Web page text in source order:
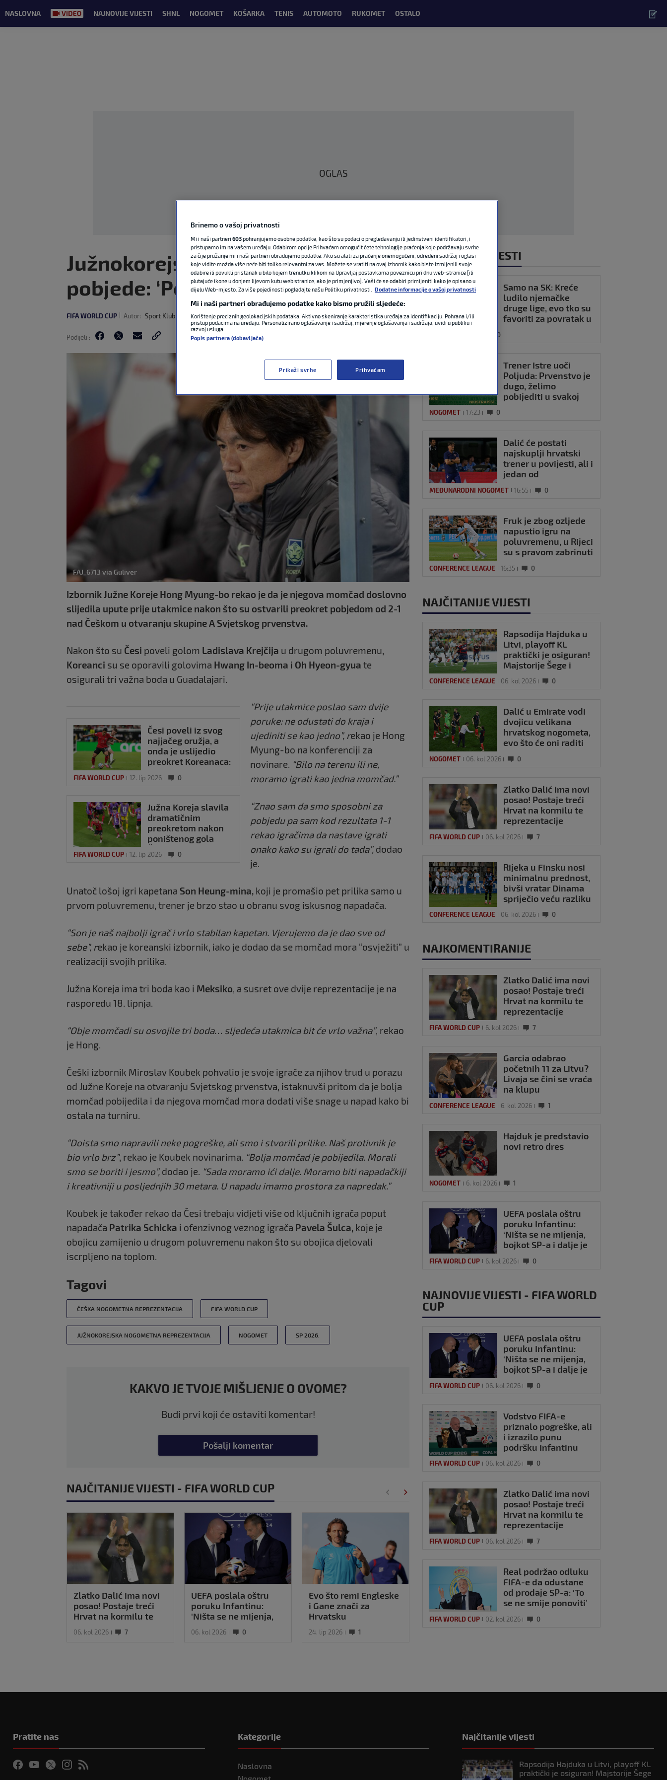
NASLOVNA NAJNOVIJE VIJESTI SHNL NOGOMET KOŠARKA TENIS AUTOMOTO RUKOMET OSTALO
OGLAS
Južnokorejski izbornik nakon
pobjede: ‘Poslao sam dvije poruke’
FIFA WORLD CUP Autor: Sport Klub 12. lip 2026 8:42 0 komentara
Podijeli :
FAJ_6713 via Guliver
Izbornik Južne Koreje Hong Myung-bo rekao je da je njegova momčad doslovno
slijedila upute prije utakmice nakon što su ostvarili preokret pobjedom od 2-1
nad Češkom u otvaranju skupine A Svjetskog prvenstva.
Nakon što su Česi poveli golom Ladislava Krejčija u drugom poluvremenu,
Koreanci su se oporavili golovima Hwang In-beoma i Oh Hyeon-gyua te
osigurali tri važna boda u Guadalajari.
Česi poveli iz svog
najjačeg oružja, a
onda je uslijedio
preokret Koreanaca:
FIFA WORLD CUP 12. lip 2026 0
Južna Koreja slavila
dramatičnim
preokretom nakon
poništenog gola
Češkoj
FIFA WORLD CUP 12. lip 2026 0
“Prije utakmice poslao sam dvije
poruke: ne odustati do kraja i
ujediniti se kao jedno”, rekao je Hong
Myung-bo na konferenciji za
novinare. “Bilo na terenu ili ne,
moramo igrati kao jedna momčad.”
“Znao sam da smo sposobni za
pobjedu pa sam kod rezultata 1-1
rekao igračima da nastave igrati
onako kako su igrali do tada”, dodao
je.
Unatoč lošoj igri kapetana Son Heung-mina, koji je promašio pet prilika samo u
prvom poluvremenu, trener je brzo stao u obranu svog iskusnog napadača.
“Son je naš najbolji igrač i vrlo stabilan kapetan. Vjerujemo da je dao sve od
sebe”, rekao je koreanski izbornik, iako je dodao da se momčad mora “osvježiti” u
realizaciji svojih prilika.
Južna Koreja ima tri boda kao i Meksiko, a susret ove dvije reprezentacije je na
rasporedu 18. lipnja.
“Obje momčadi su osvojile tri boda… sljedeća utakmica bit će vrlo važna”, rekao
je Hong.
Češki izbornik Miroslav Koubek pohvalio je svoje igrače za njihov trud u porazu
od Južne Koreje na otvaranju Svjetskog prvenstva, istaknuvši pritom da je bolja
momčad pobijedila i da njegova momčad mora dodati više snage u napad kako bi
ostala na turniru.
“Doista smo napravili neke pogreške, ali smo i stvorili prilike. Naš protivnik je
bio vrlo brz”, rekao je Koubek novinarima. “Bolja momčad je pobijedila. Morali
smo se boriti i jesmo”, dodao je. “Sada moramo ići dalje. Moramo biti napadačkiji
i kreativniji u posljednjih 30 metara. U napadu imamo prostora za napredak.”
Koubek je također rekao da Česi trebaju vidjeti više od ključnih igrača poput
napadača Patrika Schicka i ofenzivnog veznog igrača Pavela Šulca, koje je
obojicu zamijenio u drugom poluvremenu nakon što su obojica djelovali
iscrpljeno na toplom.
Tagovi
ČEŠKA NOGOMETNA REPREZENTACIJA FIFA WORLD CUP
JUŽNOKOREJSKA NOGOMETNA REPREZENTACIJA NOGOMET SP 2026.
KAKVO JE TVOJE MIŠLJENJE O OVOME?
Budi prvi koji će ostaviti komentar!
Pošalji komentar
NAJČITANIJE VIJESTI - FIFA WORLD CUP
Zlatko Dalić ima novi
posao! Postaje treći
Hrvat na kormilu te
06. kol 2026 7
UEFA poslala oštru
poruku Infantinu:
'Ništa se ne mijenja,
na snazi'
06. kol 2026 0
Evo što remi Engleske
i Gane znači za
Hrvatsku
24. lip 2026 1
Fifa užasnula
navijače: Evo koliko je
zapravo trajao
NAJNOVIJE VIJESTI
Samo na SK: Kreće
ludilo njemačke
druge lige, evo tko su
favoriti za povratak u
0
Trener Istre uoči
Poljuda: Prvenstvo je
dugo, želimo
pobijediti u svakoj
NOGOMET 17:23 0
Dalić će postati
najskuplji hrvatski
trener u povijesti, ali i
jedan od
svijetu
MEĐUNARODNI NOGOMET 16:55 0
Fruk je zbog ozljede
napustio igru na
poluvremenu, u Rijeci
su s pravom zabrinuti
CONFERENCE LEAGUE 16:35 0
NAJČITANIJE VIJESTI
Rapsodija Hajduka u
Litvi, playoff KL
praktički je osiguran!
Majstorije Šege i
CONFERENCE LEAGUE 06. kol 2026 0
Dalić u Emirate vodi
dvojicu velikana
hrvatskog nogometa,
evo što će oni raditi
NOGOMET 06. kol 2026 0
Zlatko Dalić ima novi
posao! Postaje treći
Hrvat na kormilu te
reprezentacije
FIFA WORLD CUP 06. kol 2026 7
Rijeka u Finsku nosi
minimalnu prednost,
bivši vratar Dinama
spriječio veću razliku
CONFERENCE LEAGUE 06. kol 2026 0
NAJKOMENTIRANIJE
Zlatko Dalić ima novi
posao! Postaje treći
Hrvat na kormilu te
reprezentacije
FIFA WORLD CUP 6. kol 2026 7
Garcia odabrao
početnih 11 za Litvu?
Livaja se čini se vraća
na klupu
CONFERENCE LEAGUE 6. kol 2026 1
Hajduk je predstavio
novi retro dres
NOGOMET 6. kol 2026 1
UEFA poslala oštru
poruku Infantinu:
‘Ništa se ne mijenja,
bojkot SP-a i dalje je
FIFA WORLD CUP 6. kol 2026 0
NAJNOVIJE VIJESTI - FIFA WORLD
CUP
UEFA poslala oštru
poruku Infantinu:
‘Ništa se ne mijenja,
bojkot SP-a i dalje je
FIFA WORLD CUP 06. kol 2026 0
Vodstvo FIFA-e
priznalo pogreške, ali
i izrazilo punu
podršku Infantinu
FIFA WORLD CUP 06. kol 2026 0
Zlatko Dalić ima novi
posao! Postaje treći
Hrvat na kormilu te
reprezentacije
FIFA WORLD CUP 06. kol 2026 7
Real podržao odluku
FIFA-e da odustane
od prodaje SP-a: ‘To
se ne smije ponoviti’
FIFA WORLD CUP 02. kol 2026 0
Pratite nas Kategorije
Naslovna
Nogomet
Najčitanije vijesti
Rapsodija Hajduka u Litvi, playoff KL
praktički je osiguran! Majstorije Šege
Brinemo o vašoj privatnosti
Mi i naši partneri 603pohranjujemo osobne podatke, kao što su podaci o pregledavanju ili jedinstveni identifikatori, i
pristupamo im na vašem uređaju. Odabirom opcije Prihvaćam omogućit ćete tehnologije praćenja koje podržavaju svrhe
za čije pružanje mi i naši partneri obrađujemo podatke. Ako su alati za praćenje onemogućeni, određeni sadržaj i oglasi
koje vidite možda više neće biti toliko relevantni za vas. Možete se vratiti na ovaj izbornik kako biste izmijenili svoje
odabire ili povukli pristanak u bilo kojem trenutku klikom na Upravljaj postavkama poveznicu pri dnu web-stranice [ili
plutajuće ikone u donjem lijevom kutu web stranice, ako je primjenjivo]. Vaši će se odabiri primijeniti kako je opisano u
dijelu Web-mjesto. Za više pojedinosti pogledajte našu Politiku privatnosti.
Dodatne informacije o vašoj privatnosti
Mi i naši partneri obrađujemo podatke kako bismo pružili sljedeće:
Korištenje preciznih geolokacijskih podataka. Aktivno skeniranje karakteristika uređaja za identifikaciju. Pohrana i/ili
pristup podacima na uređaju. Personalizirano oglašavanje i sadržaj, mjerenje oglašavanja i sadržaja, uvidi u publiku i
razvoj usluga.
Popis partnera (dobavljača)
Prikaži svrhe Prihvaćam